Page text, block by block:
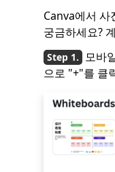
Canva에서 사
궁금하세요?
모바
으로 "+"를 클